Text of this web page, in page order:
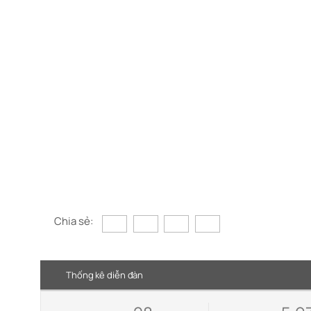
Chia sẻ:
Thống kê diễn đàn